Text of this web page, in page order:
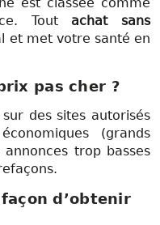
Tout achat sans
et met votre santé en
pas cher ?
sur des sites autorisés
(grands
trop basses
d’obtenir